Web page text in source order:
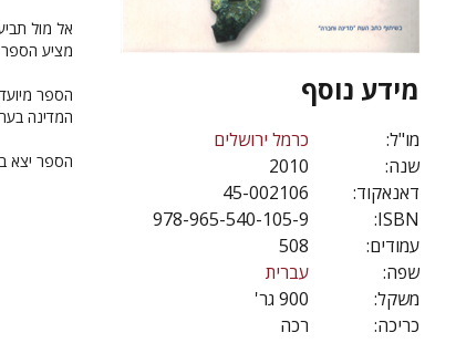
מידע נוסף
מו"ל:
כרמל ירושלים
שנה:
2010
דאנאקוד:
45-002106
ISBN:
978-965-540-105-9
עמודים:
508
שפה:
עברית
משקל:
900 גר'
כריכה:
רכה
אל מול
מציע הספר
הספר
המדינה
הספר יצא